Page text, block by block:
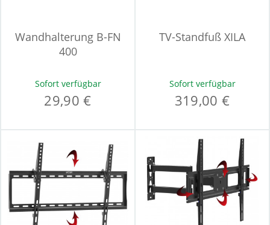
Wandhalterung B-FN
400
Sofort verfügbar
29,90 €
TV-Standfuß XILA
Sofort verfügbar
319,00 €